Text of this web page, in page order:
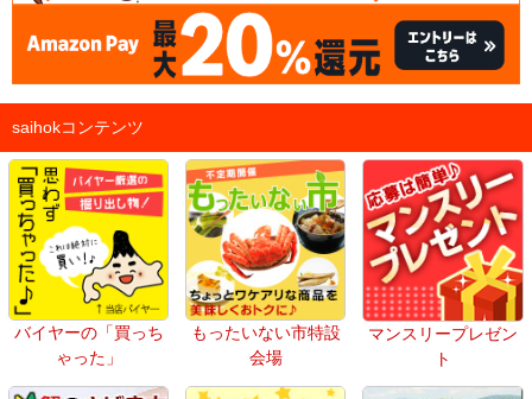
saihokコンテンツ
バイヤーの「買っち
ゃった」
もったいない市特設
会場
マンスリープレゼン
ト